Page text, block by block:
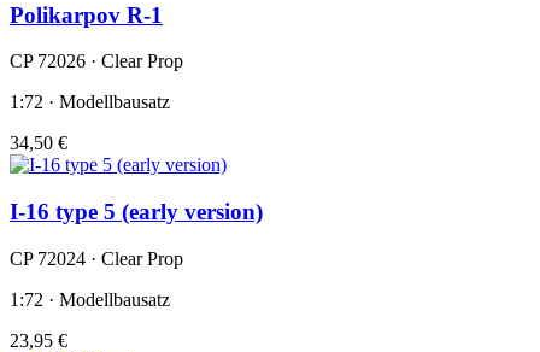
Polikarpov R-1
CP 72026 · Clear Prop
1:72 · Modellbausatz
34,50 €
I-16 type 5 (early version)
CP 72024 · Clear Prop
1:72 · Modellbausatz
23,95 €